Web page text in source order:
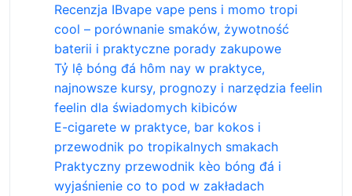
Recenzja IBvape vape pens i momo tropi
cool – porównanie smaków, żywotność
baterii i praktyczne porady zakupowe
Tỷ lệ bóng đá hôm nay w praktyce,
najnowsze kursy, prognozy i narzędzia feelin
feelin dla świadomych kibiców
E-cigarete w praktyce, bar kokos i
przewodnik po tropikalnych smakach
Praktyczny przewodnik kèo bóng đá i
wyjaśnienie co to pod w zakładach